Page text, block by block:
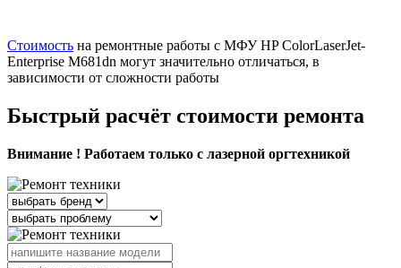
Стоимость на ремонтные работы с МФУ HP ColorLaserJet-
Enterprise M681dn могут значительно отличаться, в
зависимости от сложности работы
Быстрый расчёт стоимости ремонта
Внимание ! Работаем только с лазерной оргтехникой